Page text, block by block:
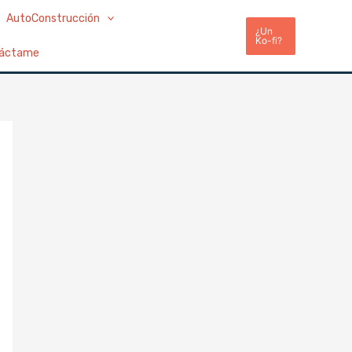
AutoConstrucción
¿Un
Ko-fi?